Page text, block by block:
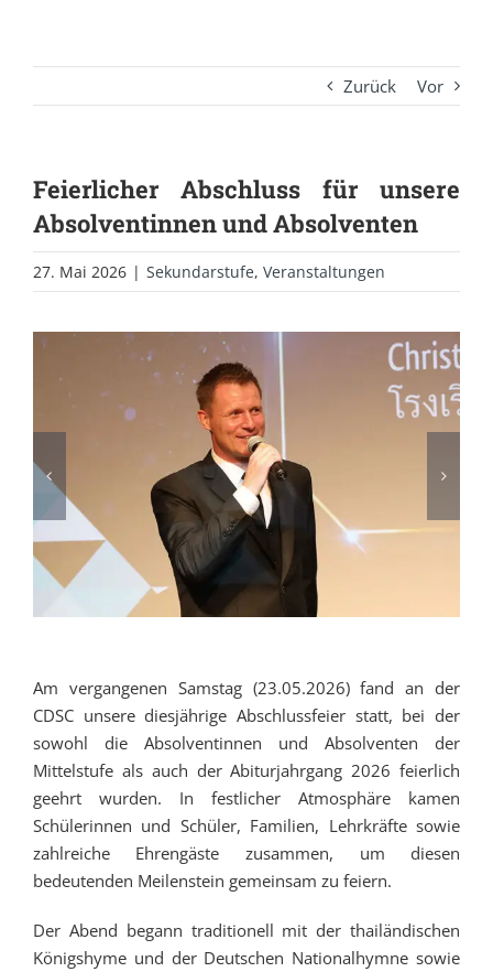
Zurück Vor
Feierlicher Abschluss für unsere
Absolventinnen und Absolventen
27. Mai 2026 | Sekundarstufe, Veranstaltungen
Am vergangenen Samstag (23.05.2026) fand an der
CDSC unsere diesjährige Abschlussfeier statt, bei der
sowohl die Absolventinnen und Absolventen der
Mittelstufe als auch der Abiturjahrgang 2026 feierlich
geehrt wurden. In festlicher Atmosphäre kamen
Schülerinnen und Schüler, Familien, Lehrkräfte sowie
zahlreiche Ehrengäste zusammen, um diesen
bedeutenden Meilenstein gemeinsam zu feiern.
Der Abend begann traditionell mit der thailändischen
Königshyme und der Deutschen Nationalhymne sowie